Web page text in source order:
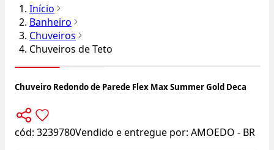
Início
Banheiro
Chuveiros
Chuveiros de Teto
Chuveiro Redondo de Parede Flex Max Summer Gold Deca
cód: 3239780Vendido e entregue por: AMOEDO - BR